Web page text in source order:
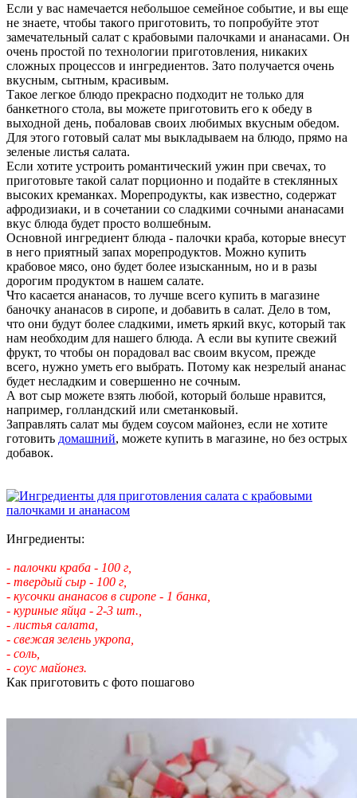
Если у вас намечается небольшое семейное событие, и вы еще
не знаете, чтобы такого приготовить, то попробуйте этот
замечательный салат с крабовыми палочками и ананасами. Он
очень простой по технологии приготовления, никаких
сложных процессов и ингредиентов. Зато получается очень
вкусным, сытным, красивым.
Такое легкое блюдо прекрасно подходит не только для
банкетного стола, вы можете приготовить его к обеду в
выходной день, побаловав своих любимых вкусным обедом.
Для этого готовый салат мы выкладываем на блюдо, прямо на
зеленые листья салата.
Если хотите устроить романтический ужин при свечах, то
приготовьте такой салат порционно и подайте в стеклянных
высоких креманках. Морепродукты, как известно, содержат
афродизиаки, и в сочетании со сладкими сочными ананасами
вкус блюда будет просто волшебным.
Основной ингредиент блюда - палочки краба, которые внесут
в него приятный запах морепродуктов. Можно купить
крабовое мясо, оно будет более изысканным, но и в разы
дорогим продуктом в нашем салате.
Что касается ананасов, то лучше всего купить в магазине
баночку ананасов в сиропе, и добавить в салат. Дело в том,
что они будут более сладкими, иметь яркий вкус, который так
нам необходим для нашего блюда. А если вы купите свежий
фрукт, то чтобы он порадовал вас своим вкусом, прежде
всего, нужно уметь его выбрать. Потому как незрелый ананас
будет несладким и совершенно не сочным.
А вот сыр можете взять любой, который больше нравится,
например, голландский или сметанковый.
Заправлять салат мы будем соусом майонез, если не хотите
готовить домашний, можете купить в магазине, но без острых
добавок.
Ингредиенты:
- палочки краба - 100 г,
- твердый сыр - 100 г,
- кусочки ананасов в сиропе - 1 банка,
- куриные яйца - 2-3 шт.,
- листья салата,
- свежая зелень укропа,
- соль,
- соус майонез.
Как приготовить с фото пошагово